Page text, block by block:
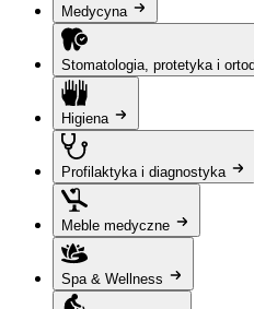
Medycyna
Stomatologia, protetyka i
Higiena
Profilaktyka i diagnostyka
Meble medyczne
Spa & Wellness